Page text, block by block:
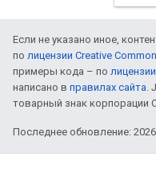
Если не указано иное,
по лицензии Creative
примеры кода – по
написано в правилах сайта.
товарный знак корпорации
Последнее обновление: